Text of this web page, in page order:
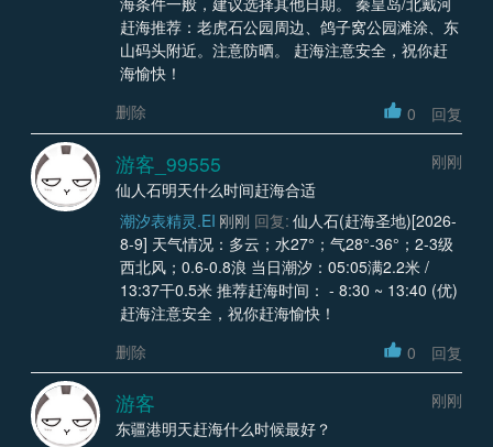
赶海推荐：老虎石公园周边、鸽子窝公园滩涂、东
山码头附近。注意防晒。 赶海注意安全，祝你赶
海愉快！
删除
0 回复
游客_99555
刚刚
仙人石明天什么时间赶海合适
潮汐表精灵.EI 刚刚 回复: 仙人石(赶海圣地)[2026-
8-9] 天气情况：多云；水27°；气28°-36°；2-3级
西北风；0.6-0.8浪 当日潮汐：05:05满2.2米 /
13:37干0.5米 推荐赶海时间： - 8:30 ~ 13:40 (优)
赶海注意安全，祝你赶海愉快！
删除
0 回复
游客
刚刚
东疆港明天赶海什么时候最好？